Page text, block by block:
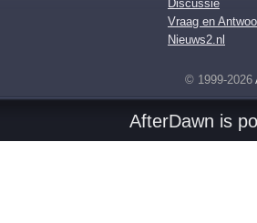
Discussie
Vraag en
Nieuws2.nl
© 1999-2026
AfterDawn is